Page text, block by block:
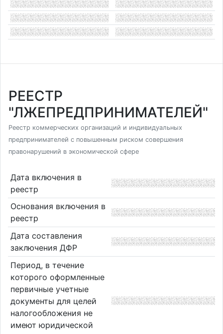
РЕЕСТР
"ЛЖЕПРЕДПРИНИМАТЕЛЕЙ"
Реестр коммерческих организаций и индивидуальных
предпринимателей с повышенным риском совершения
правонарушений в экономической сфере
Дата включения в
реестр
Основания включения в
реестр
Дата составления
заключения ДФР
Период, в течение
которого оформленные
первичные учетные
документы для целей
налогообложения не
имеют юридической